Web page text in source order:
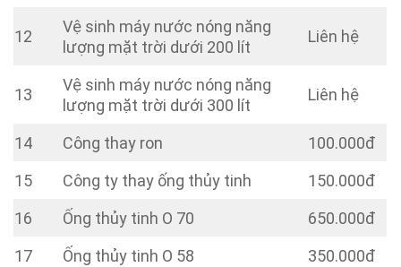
12
Vệ sinh máy nước nóng năng
lượng mặt trời dưới 200 lít
Liên hệ
13
Vệ sinh máy nước nóng năng
lượng mặt trời dưới 300 lít
Liên hệ
14 Công thay ron
100.000đ
15
Công ty thay ống thủy tinh
150.000đ
16
Ống thủy tinh O 70
650.000đ
17
Ống thủy tinh O 58
350.000đ